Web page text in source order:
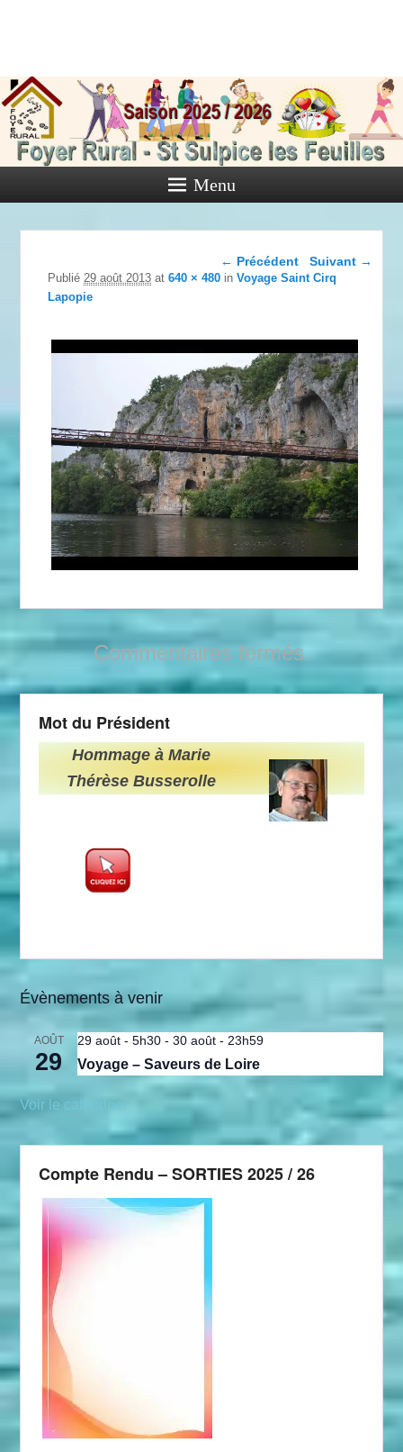
de Saint
Sulpice les
Feuilles
Activités diverses de l'Association
Menu
Navigation dans les
images
← Précédent Suivant →
Publié 29 août 2013 at640 × 480 inVoyage Saint Cirq
Lapopie
Commentaires fermés.
Mot du Président
Hommage à Marie
Thérèse Busserolle
Évènements à venir
AOÛT
29
29 août - 5h30 -30 août - 23h59
Voyage – Saveurs de Loire
Voir le calendrier
Compte Rendu – SORTIES 2025 / 26